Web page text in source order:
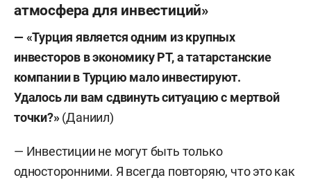
атмосфера для инвестиций»
— «Турция является одним из крупных
инвесторов в экономику РТ, а татарстанские
компании в Турцию мало инвестируют.
Удалось ли вам сдвинуть ситуацию с мертвой
точки?»(Даниил)
— Инвестиции не могут быть только
односторонними. Я всегда повторяю, что это как